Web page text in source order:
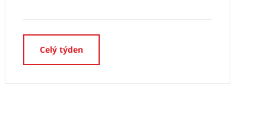
Celý týden